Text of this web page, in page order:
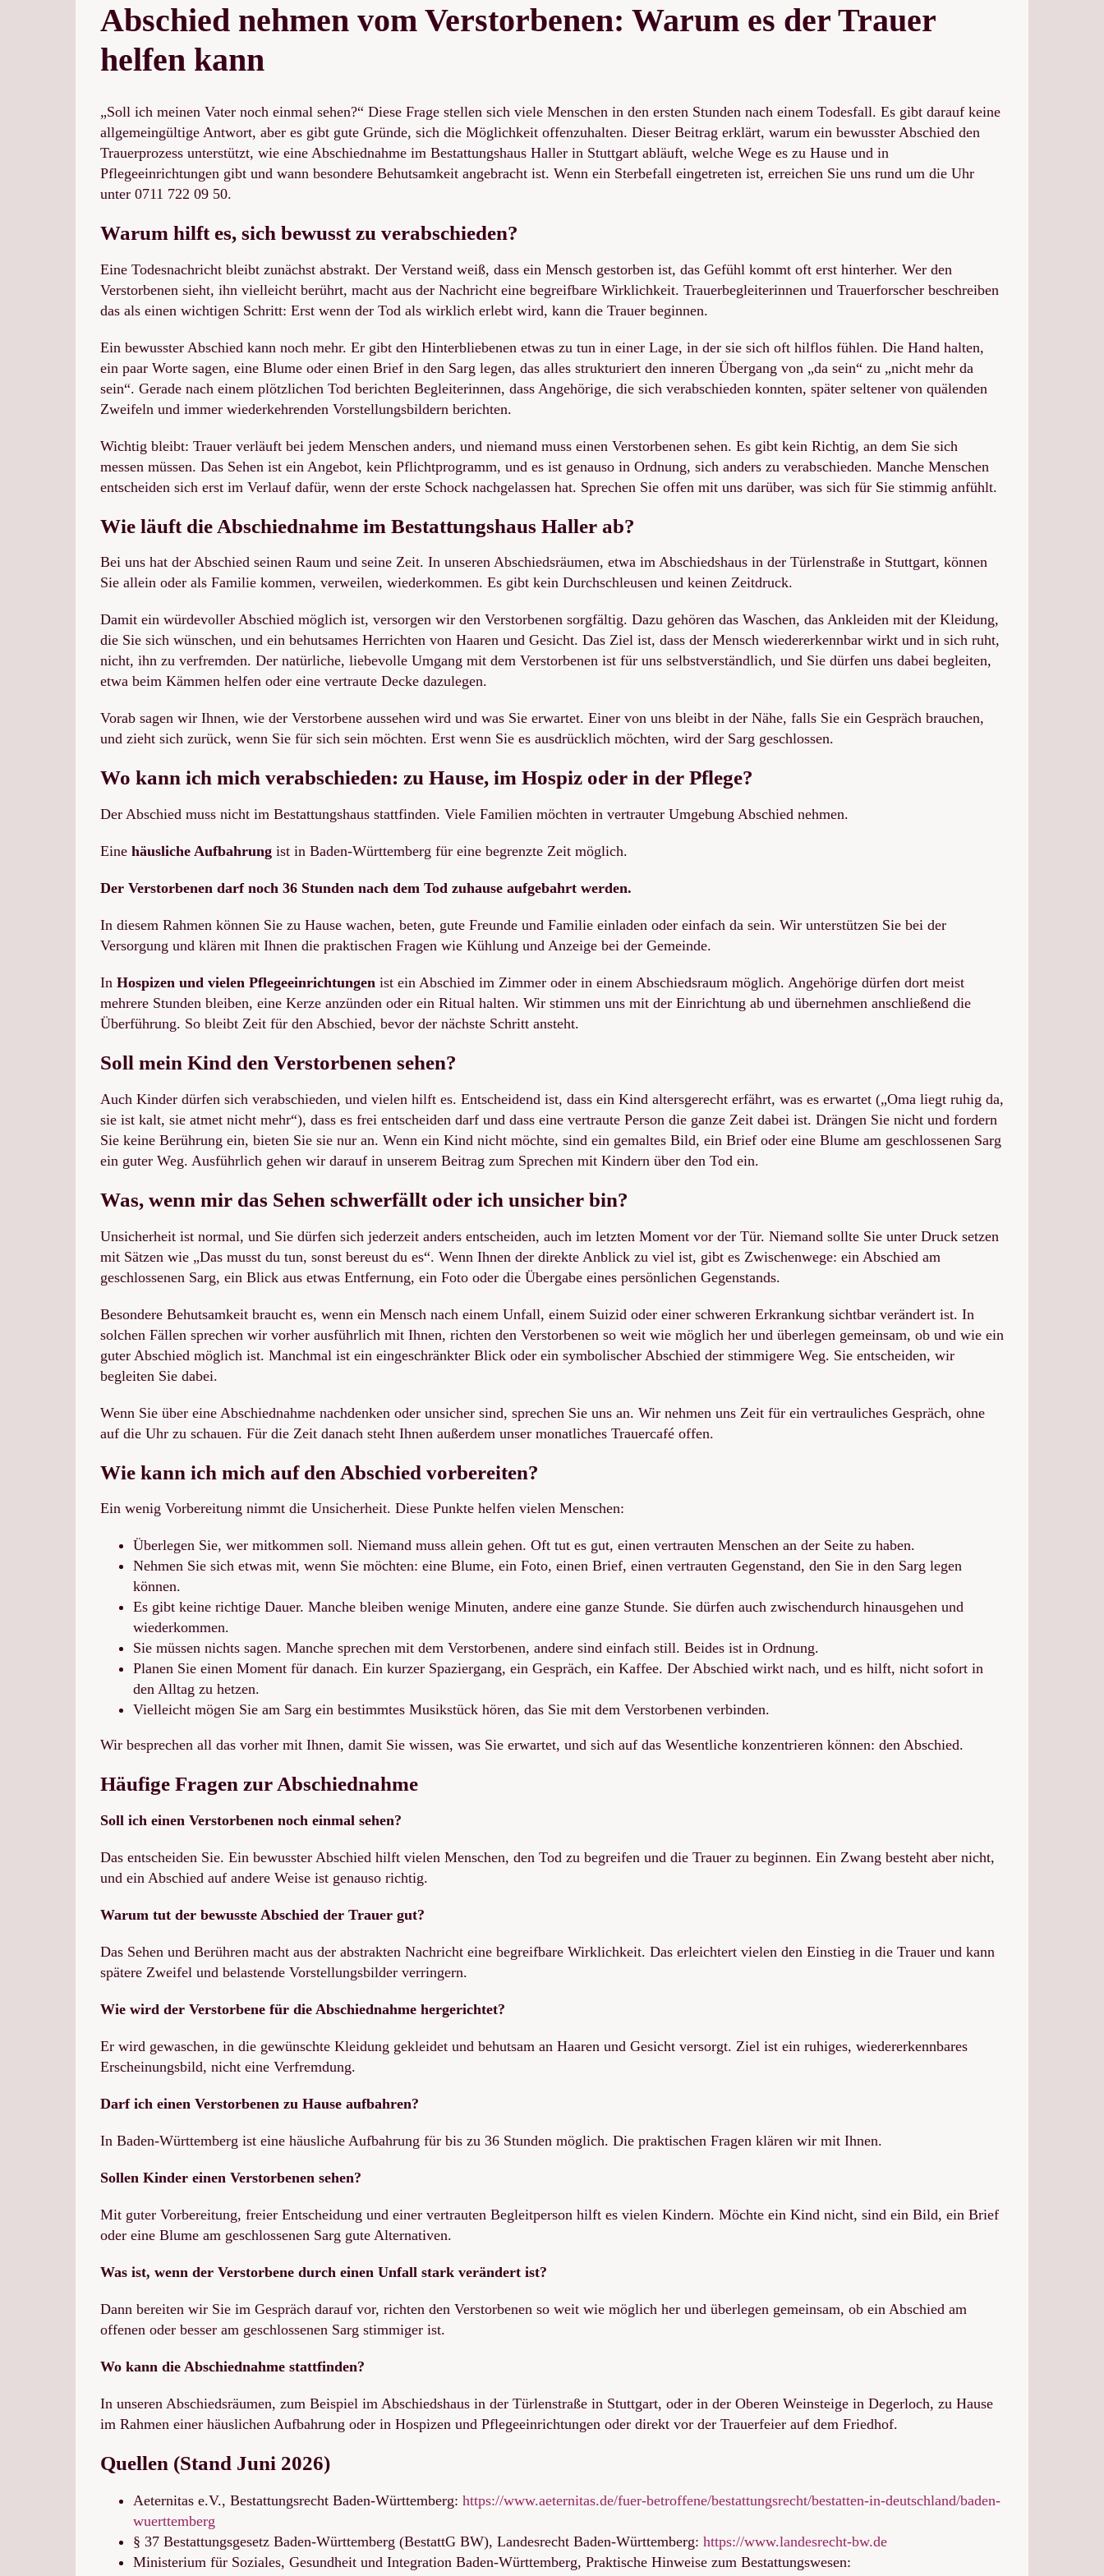
grösseres
Bild
Abschied nehmen vom Verstorbenen: Warum es der Trauer
helfen kann
„Soll ich meinen Vater noch einmal sehen?“ Diese Frage stellen sich viele Menschen in den ersten Stunden nach einem Todesfall. Es gibt darauf keine
allgemeingültige Antwort, aber es gibt gute Gründe, sich die Möglichkeit offenzuhalten. Dieser Beitrag erklärt, warum ein bewusster Abschied den
Trauerprozess unterstützt, wie eine Abschiednahme im Bestattungshaus Haller in Stuttgart abläuft, welche Wege es zu Hause und in
Pflegeeinrichtungen gibt und wann besondere Behutsamkeit angebracht ist. Wenn ein Sterbefall eingetreten ist, erreichen Sie uns rund um die Uhr
unter 0711 722 09 50.
Warum hilft es, sich bewusst zu verabschieden?
Eine Todesnachricht bleibt zunächst abstrakt. Der Verstand weiß, dass ein Mensch gestorben ist, das Gefühl kommt oft erst hinterher. Wer den
Verstorbenen sieht, ihn vielleicht berührt, macht aus der Nachricht eine begreifbare Wirklichkeit. Trauerbegleiterinnen und Trauerforscher beschreiben
das als einen wichtigen Schritt: Erst wenn der Tod als wirklich erlebt wird, kann die Trauer beginnen.
Ein bewusster Abschied kann noch mehr. Er gibt den Hinterbliebenen etwas zu tun in einer Lage, in der sie sich oft hilflos fühlen. Die Hand halten,
ein paar Worte sagen, eine Blume oder einen Brief in den Sarg legen, das alles strukturiert den inneren Übergang von „da sein“ zu „nicht mehr da
sein“. Gerade nach einem plötzlichen Tod berichten Begleiterinnen, dass Angehörige, die sich verabschieden konnten, später seltener von quälenden
Zweifeln und immer wiederkehrenden Vorstellungsbildern berichten.
Wichtig bleibt: Trauer verläuft bei jedem Menschen anders, und niemand muss einen Verstorbenen sehen. Es gibt kein Richtig, an dem Sie sich
messen müssen. Das Sehen ist ein Angebot, kein Pflichtprogramm, und es ist genauso in Ordnung, sich anders zu verabschieden. Manche Menschen
entscheiden sich erst im Verlauf dafür, wenn der erste Schock nachgelassen hat. Sprechen Sie offen mit uns darüber, was sich für Sie stimmig anfühlt.
Wie läuft die Abschiednahme im Bestattungshaus Haller ab?
Bei uns hat der Abschied seinen Raum und seine Zeit. In unseren Abschiedsräumen, etwa im Abschiedshaus in der Türlenstraße in Stuttgart, können
Sie allein oder als Familie kommen, verweilen, wiederkommen. Es gibt kein Durchschleusen und keinen Zeitdruck.
Damit ein würdevoller Abschied möglich ist, versorgen wir den Verstorbenen sorgfältig. Dazu gehören das Waschen, das Ankleiden mit der Kleidung,
die Sie sich wünschen, und ein behutsames Herrichten von Haaren und Gesicht. Das Ziel ist, dass der Mensch wiedererkennbar wirkt und in sich ruht,
nicht, ihn zu verfremden. Der natürliche, liebevolle Umgang mit dem Verstorbenen ist für uns selbstverständlich, und Sie dürfen uns dabei begleiten,
etwa beim Kämmen helfen oder eine vertraute Decke dazulegen.
Vorab sagen wir Ihnen, wie der Verstorbene aussehen wird und was Sie erwartet. Einer von uns bleibt in der Nähe, falls Sie ein Gespräch brauchen,
und zieht sich zurück, wenn Sie für sich sein möchten. Erst wenn Sie es ausdrücklich möchten, wird der Sarg geschlossen.
Wo kann ich mich verabschieden: zu Hause, im Hospiz oder in der Pflege?
Der Abschied muss nicht im Bestattungshaus stattfinden. Viele Familien möchten in vertrauter Umgebung Abschied nehmen.
Eine häusliche Aufbahrungist in Baden-Württemberg für eine begrenzte Zeit möglich.
Der Verstorbenen darf noch 36 Stunden nach dem Tod zuhause aufgebahrt werden.
In diesem Rahmen können Sie zu Hause wachen, beten, gute Freunde und Familie einladen oder einfach da sein. Wir unterstützen Sie bei der
Versorgung und klären mit Ihnen die praktischen Fragen wie Kühlung und Anzeige bei der Gemeinde.
In Hospizen und vielen Pflegeeinrichtungenist ein Abschied im Zimmer oder in einem Abschiedsraum möglich. Angehörige dürfen dort meist
mehrere Stunden bleiben, eine Kerze anzünden oder ein Ritual halten. Wir stimmen uns mit der Einrichtung ab und übernehmen anschließend die
Überführung. So bleibt Zeit für den Abschied, bevor der nächste Schritt ansteht.
Soll mein Kind den Verstorbenen sehen?
Auch Kinder dürfen sich verabschieden, und vielen hilft es. Entscheidend ist, dass ein Kind altersgerecht erfährt, was es erwartet („Oma liegt ruhig da,
sie ist kalt, sie atmet nicht mehr“), dass es frei entscheiden darf und dass eine vertraute Person die ganze Zeit dabei ist. Drängen Sie nicht und fordern
Sie keine Berührung ein, bieten Sie sie nur an. Wenn ein Kind nicht möchte, sind ein gemaltes Bild, ein Brief oder eine Blume am geschlossenen Sarg
ein guter Weg. Ausführlich gehen wir darauf in unserem Beitrag zum Sprechen mit Kindern über den Tod ein.
Was, wenn mir das Sehen schwerfällt oder ich unsicher bin?
Unsicherheit ist normal, und Sie dürfen sich jederzeit anders entscheiden, auch im letzten Moment vor der Tür. Niemand sollte Sie unter Druck setzen
mit Sätzen wie „Das musst du tun, sonst bereust du es“. Wenn Ihnen der direkte Anblick zu viel ist, gibt es Zwischenwege: ein Abschied am
geschlossenen Sarg, ein Blick aus etwas Entfernung, ein Foto oder die Übergabe eines persönlichen Gegenstands.
Besondere Behutsamkeit braucht es, wenn ein Mensch nach einem Unfall, einem Suizid oder einer schweren Erkrankung sichtbar verändert ist. In
solchen Fällen sprechen wir vorher ausführlich mit Ihnen, richten den Verstorbenen so weit wie möglich her und überlegen gemeinsam, ob und wie ein
guter Abschied möglich ist. Manchmal ist ein eingeschränkter Blick oder ein symbolischer Abschied der stimmigere Weg. Sie entscheiden, wir
begleiten Sie dabei.
Wenn Sie über eine Abschiednahme nachdenken oder unsicher sind, sprechen Sie uns an. Wir nehmen uns Zeit für ein vertrauliches Gespräch, ohne
auf die Uhr zu schauen. Für die Zeit danach steht Ihnen außerdem unser monatliches Trauercafé offen.
Wie kann ich mich auf den Abschied vorbereiten?
Ein wenig Vorbereitung nimmt die Unsicherheit. Diese Punkte helfen vielen Menschen:
Überlegen Sie, wer mitkommen soll. Niemand muss allein gehen. Oft tut es gut, einen vertrauten Menschen an der Seite zu haben.
Nehmen Sie sich etwas mit, wenn Sie möchten: eine Blume, ein Foto, einen Brief, einen vertrauten Gegenstand, den Sie in den Sarg legen
können.
Es gibt keine richtige Dauer. Manche bleiben wenige Minuten, andere eine ganze Stunde. Sie dürfen auch zwischendurch hinausgehen und
wiederkommen.
Sie müssen nichts sagen. Manche sprechen mit dem Verstorbenen, andere sind einfach still. Beides ist in Ordnung.
Planen Sie einen Moment für danach. Ein kurzer Spaziergang, ein Gespräch, ein Kaffee. Der Abschied wirkt nach, und es hilft, nicht sofort in
den Alltag zu hetzen.
Vielleicht mögen Sie am Sarg ein bestimmtes Musikstück hören, das Sie mit dem Verstorbenen verbinden.
Wir besprechen all das vorher mit Ihnen, damit Sie wissen, was Sie erwartet, und sich auf das Wesentliche konzentrieren können: den Abschied.
Häufige Fragen zur Abschiednahme
Soll ich einen Verstorbenen noch einmal sehen?
Das entscheiden Sie. Ein bewusster Abschied hilft vielen Menschen, den Tod zu begreifen und die Trauer zu beginnen. Ein Zwang besteht aber nicht,
und ein Abschied auf andere Weise ist genauso richtig.
Warum tut der bewusste Abschied der Trauer gut?
Das Sehen und Berühren macht aus der abstrakten Nachricht eine begreifbare Wirklichkeit. Das erleichtert vielen den Einstieg in die Trauer und kann
spätere Zweifel und belastende Vorstellungsbilder verringern.
Wie wird der Verstorbene für die Abschiednahme hergerichtet?
Er wird gewaschen, in die gewünschte Kleidung gekleidet und behutsam an Haaren und Gesicht versorgt. Ziel ist ein ruhiges, wiedererkennbares
Erscheinungsbild, nicht eine Verfremdung.
Darf ich einen Verstorbenen zu Hause aufbahren?
In Baden-Württemberg ist eine häusliche Aufbahrung für bis zu 36 Stunden möglich. Die praktischen Fragen klären wir mit Ihnen.
Sollen Kinder einen Verstorbenen sehen?
Mit guter Vorbereitung, freier Entscheidung und einer vertrauten Begleitperson hilft es vielen Kindern. Möchte ein Kind nicht, sind ein Bild, ein Brief
oder eine Blume am geschlossenen Sarg gute Alternativen.
Was ist, wenn der Verstorbene durch einen Unfall stark verändert ist?
Dann bereiten wir Sie im Gespräch darauf vor, richten den Verstorbenen so weit wie möglich her und überlegen gemeinsam, ob ein Abschied am
offenen oder besser am geschlossenen Sarg stimmiger ist.
Wo kann die Abschiednahme stattfinden?
In unseren Abschiedsräumen, zum Beispiel im Abschiedshaus in der Türlenstraße in Stuttgart, oder in der Oberen Weinsteige in Degerloch, zu Hause
im Rahmen einer häuslichen Aufbahrung oder in Hospizen und Pflegeeinrichtungen oder direkt vor der Trauerfeier auf dem Friedhof.
Quellen (Stand Juni 2026)
Aeternitas e.V., Bestattungsrecht Baden-Württemberg: https://www.aeternitas.de/fuer-betroffene/bestattungsrecht/bestatten-in-deutschland/baden-
wuerttemberg
§ 37 Bestattungsgesetz Baden-Württemberg (BestattG BW), Landesrecht Baden-Württemberg: https://www.landesrecht-bw.de
Ministerium für Soziales, Gesundheit und Integration Baden-Württemberg, Praktische Hinweise zum Bestattungswesen: